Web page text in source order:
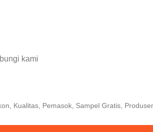
kami
Kualitas, Pemasok, Sampel Gratis,